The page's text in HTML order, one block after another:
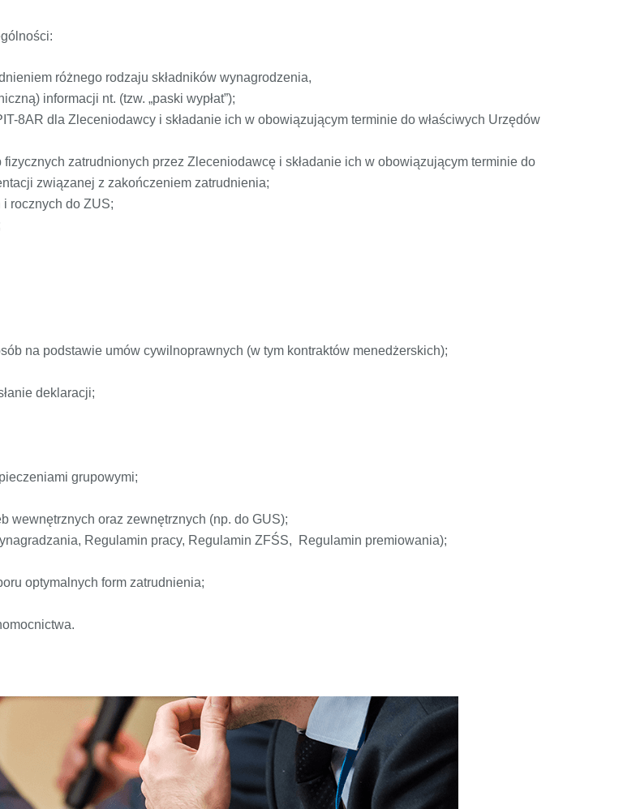
różnego rodzaju składników wynagrodzenia,
informacji nt. (tzw. „paski wypłat”);
8AR dla Zleceniodawcy i składanie ich w obowiązującym terminie do właściwych Urzędów
zatrudnionych przez Zleceniodawcę i składanie ich w obowiązującym terminie do
związanej z zakończeniem zatrudnienia;
rocznych do ZUS;
na podstawie umów cywilnoprawnych (w tym kontraktów menedżerskich);
deklaracji;
grupowymi;
wewnętrznych oraz zewnętrznych (np. do GUS);
Regulamin pracy, Regulamin ZFŚS, Regulamin premiowania);
optymalnych form zatrudnienia;